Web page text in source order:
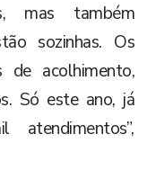
mas também
sozinhas. Os
acolhimento,
Só este ano, já